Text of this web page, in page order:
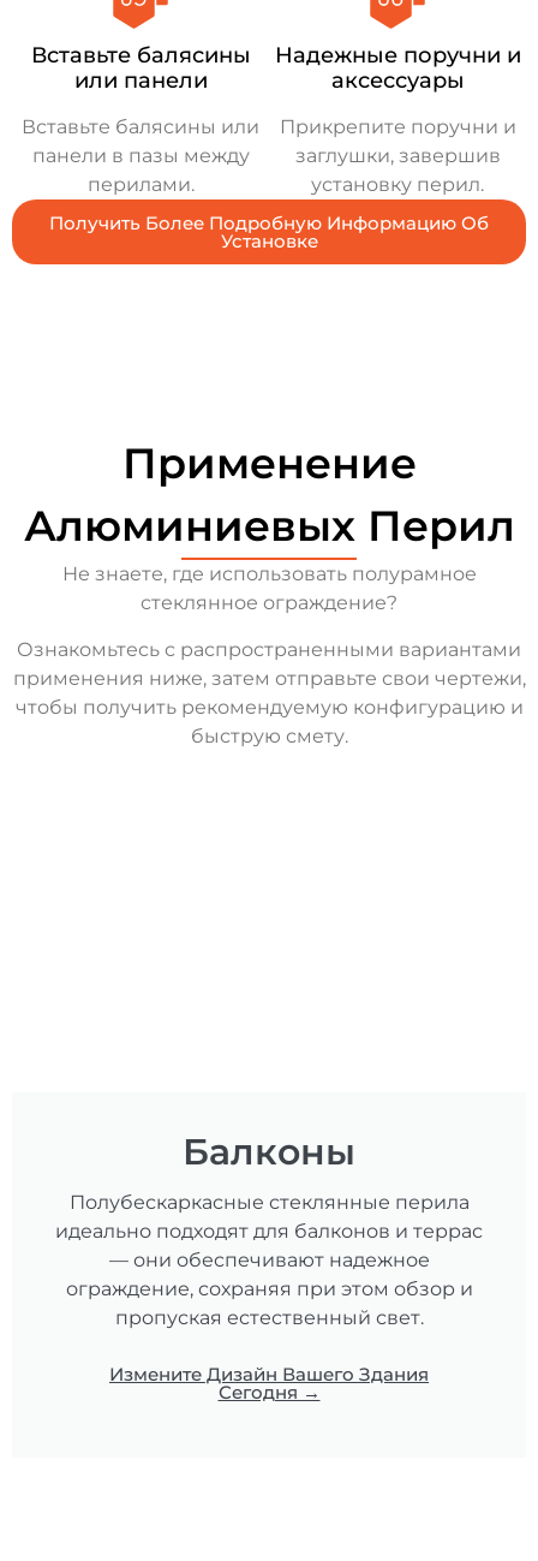
Получить Более Подробную Информацию Об
Установке
Вставьте балясины
или панели
Вставьте балясины или
панели в пазы между
перилами.
Надежные поручни и
аксессуары
Прикрепите поручни и
заглушки, завершив
установку перил.
Применение
Алюминиевых Перил
Не знаете, где использовать полурамное
стеклянное ограждение?
Ознакомьтесь с распространенными вариантами
применения ниже, затем отправьте свои чертежи,
чтобы получить рекомендуемую конфигурацию и
быструю смету.
Балконы
Полубескаркасные стеклянные перила
идеально подходят для балконов и террас
— они обеспечивают надежное
ограждение, сохраняя при этом обзор и
пропуская естественный свет.
Измените Дизайн Вашего Здания
Сегодня →